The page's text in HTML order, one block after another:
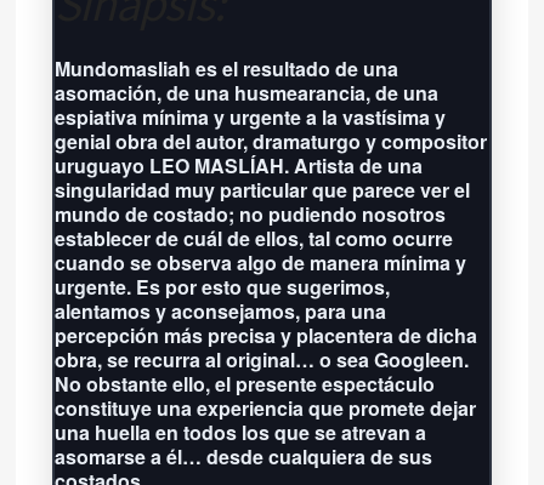
Grilla completa
Mundomasliah es el resultado de una
asomación, de una husmearancia, de una
espiativa mínima y urgente a la vastísima y
genial obra del autor, dramaturgo y compositor
uruguayo LEO MASLÍAH. Artista de una
singularidad muy particular que parece ver el
mundo de costado; no pudiendo nosotros
establecer de cuál de ellos, tal como ocurre
cuando se observa algo de manera mínima y
urgente. Es por esto que sugerimos,
alentamos y aconsejamos, para una
percepción más precisa y placentera de dicha
obra, se recurra al original… o sea Googleen.
No obstante ello, el presente espectáculo
constituye una experiencia que promete dejar
una huella en todos los que se atrevan a
asomarse a él… desde cualquiera de sus